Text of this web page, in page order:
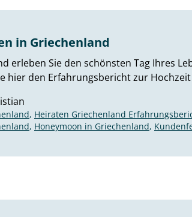
in Griechenland
erleben Sie den schönsten Tag Ihres
hier den Erfahrungsbericht zur
, Heiraten Griechenland
, Honeymoon in Griechenland,